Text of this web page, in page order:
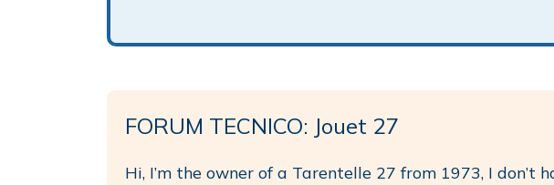
FORUM TECNICO: Jouet 27
Hi, I’m the owner of a Tarentelle 27 from 1973, I